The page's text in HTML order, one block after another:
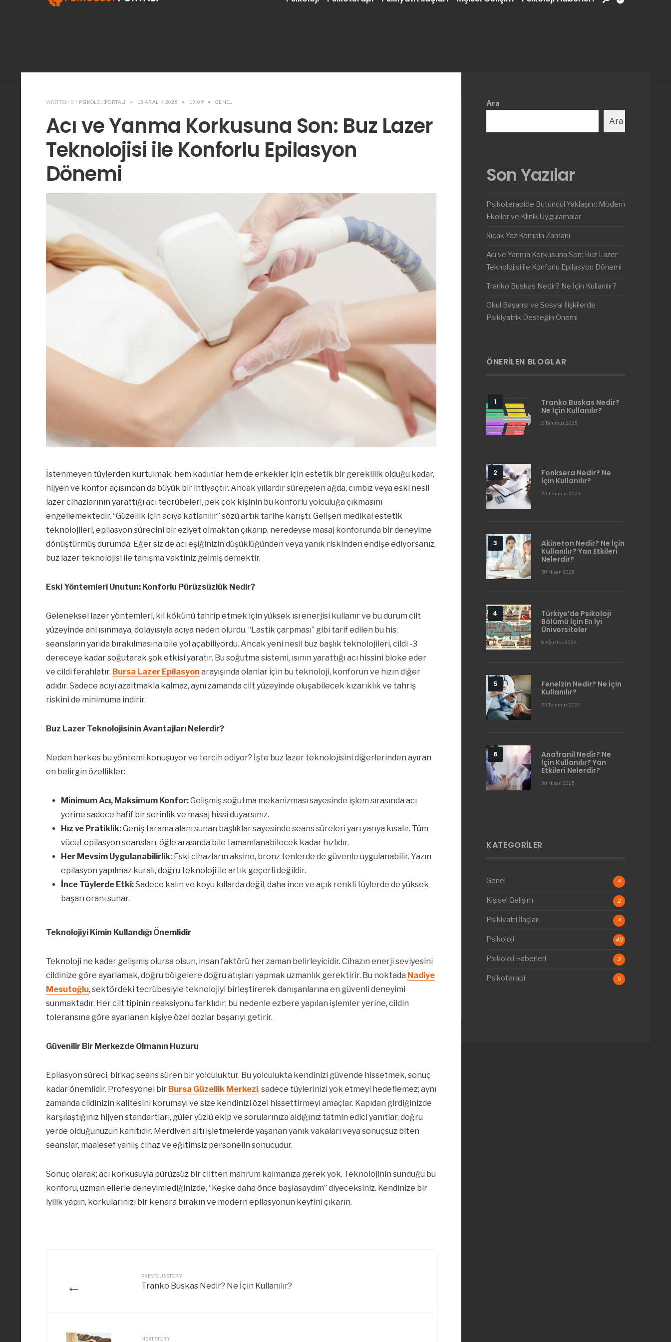
WRITTEN BY PSIKOLOJIPORTALI • 15 ARALIK 2025 • 13:09 • GENEL
Acı ve Yanma Korkusuna Son: Buz Lazer
Teknolojisi ile Konforlu Epilasyon
Dönemi
İstenmeyen tüylerden kurtulmak, hem kadınlar hem de erkekler için estetik bir gereklilik olduğu kadar,
hijyen ve konfor açısından da büyük bir ihtiyaçtır. Ancak yıllardır süregelen ağda, cımbız veya eski nesil
lazer cihazlarının yarattığı acı tecrübeleri, pek çok kişinin bu konforlu yolculuğa çıkmasını
engellemektedir. “Güzellik için acıya katlanılır” sözü artık tarihe karıştı. Gelişen medikal estetik
teknolojileri, epilasyon sürecini bir eziyet olmaktan çıkarıp, neredeyse masaj konforunda bir deneyime
dönüştürmüş durumda. Eğer siz de acı eşiğinizin düşüklüğünden veya yanık riskinden endişe ediyorsanız,
buz lazer teknolojisi ile tanışma vaktiniz gelmiş demektir.
Eski Yöntemleri Unutun: Konforlu Pürüzsüzlük Nedir?
Geleneksel lazer yöntemleri, kıl kökünü tahrip etmek için yüksek ısı enerjisi kullanır ve bu durum cilt
yüzeyinde ani ısınmaya, dolayısıyla acıya neden olurdu. “Lastik çarpması” gibi tarif edilen bu his,
seansların yarıda bırakılmasına bile yol açabiliyordu. Ancak yeni nesil buz başlık teknolojileri, cildi -3
dereceye kadar soğutarak şok etkisi yaratır. Bu soğutma sistemi, ısının yarattığı acı hissini bloke eder
ve cildi ferahlatır. Bursa Lazer Epilasyon arayışında olanlar için bu teknoloji, konforun ve hızın diğer
adıdır. Sadece acıyı azaltmakla kalmaz, aynı zamanda cilt yüzeyinde oluşabilecek kızarıklık ve tahriş
riskini de minimuma indirir.
Buz Lazer Teknolojisinin Avantajları Nelerdir?
Neden herkes bu yöntemi konuşuyor ve tercih ediyor? İşte buz lazer teknolojisini diğerlerinden ayıran
en belirgin özellikler:
Minimum Acı, Maksimum Konfor:Gelişmiş soğutma mekanizması sayesinde işlem sırasında acı
yerine sadece hafif bir serinlik ve masaj hissi duyarsınız.
Hız ve Pratiklik:Geniş tarama alanı sunan başlıklar sayesinde seans süreleri yarı yarıya kısalır. Tüm
vücut epilasyon seansları, öğle arasında bile tamamlanabilecek kadar hızlıdır.
Her Mevsim Uygulanabilirlik: Eski cihazların aksine, bronz tenlerde de güvenle uygulanabilir. Yazın
epilasyon yapılmaz kuralı, doğru teknoloji ile artık geçerli değildir.
İnce Tüylerde Etki:Sadece kalın ve koyu kıllarda değil, daha ince ve açık renkli tüylerde de yüksek
başarı oranı sunar.
Teknolojiyi Kimin Kullandığı Önemlidir
Teknoloji ne kadar gelişmiş olursa olsun, insan faktörü her zaman belirleyicidir. Cihazın enerji seviyesini
cildinize göre ayarlamak, doğru bölgelere doğru atışları yapmak uzmanlık gerektirir. Bu noktada Nadiye
Mesutoğlu, sektördeki tecrübesiyle teknolojiyi birleştirerek danışanlarına en güvenli deneyimi
sunmaktadır. Her cilt tipinin reaksiyonu farklıdır; bu nedenle ezbere yapılan işlemler yerine, cildin
toleransına göre ayarlanan kişiye özel dozlar başarıyı getirir.
Güvenilir Bir Merkezde Olmanın Huzuru
Epilasyon süreci, birkaç seans süren bir yolculuktur. Bu yolculukta kendinizi güvende hissetmek, sonuç
kadar önemlidir. Profesyonel bir Bursa Güzellik Merkezi, sadece tüylerinizi yok etmeyi hedeflemez; aynı
zamanda cildinizin kalitesini korumayı ve size kendinizi özel hissettirmeyi amaçlar. Kapıdan girdiğinizde
karşılaştığınız hijyen standartları, güler yüzlü ekip ve sorularınıza aldığınız tatmin edici yanıtlar, doğru
yerde olduğunuzun kanıtıdır. Merdiven altı işletmelerde yaşanan yanık vakaları veya sonuçsuz biten
seanslar, maalesef yanlış cihaz ve eğitimsiz personelin sonucudur.
Sonuç olarak; acı korkusuyla pürüzsüz bir ciltten mahrum kalmanıza gerek yok. Teknolojinin sunduğu bu
konforu, uzman ellerle deneyimlediğinizde, “Keşke daha önce başlasaydım” diyeceksiniz. Kendinize bir
iyilik yapın, korkularınızı bir kenara bırakın ve modern epilasyonun keyfini çıkarın.
←
PREVIOUS STORY
Tranko Buskas Nedir? Ne İçin Kullanılır?
NEXT STORY
Ara
Ara
Son Yazılar
Psikoterapide Bütüncül Yaklaşım: Modern
Ekoller ve Klinik Uygulamalar
Sıcak Yaz Kombin Zamanı
Acı ve Yanma Korkusuna Son: Buz Lazer
Teknolojisi ile Konforlu Epilasyon Dönemi
Tranko Buskas Nedir? Ne İçin Kullanılır?
Okul Başarısı ve Sosyal İlişkilerde
Psikiyatrik Desteğin Önemi
ÖNERILEN BLOGLAR
Tranko Buskas Nedir?
Ne İçin Kullanılır?
2 Temmuz 2025
Fonksera Nedir? Ne
İçin Kullanılır?
23 Temmuz 2024
Akineton Nedir? Ne İçin
Kullanılır? Yan Etkileri
Nelerdir?
30 Nisan 2025
Türkiye’de Psikoloji
Bölümü İçin En İyi
Üniversiteler
8 Ağustos 2024
Fenelzin Nedir? Ne İçin
Kullanılır?
23 Temmuz 2024
Anafranil Nedir? Ne
İçin Kullanılır? Yan
Etkileri Nelerdir?
30 Nisan 2025
KATEGORILER
Genel 4
Kişisel Gelişim 2
Psikiyatri İlaçları 4
Psikoloji 40
Psikoloji Haberleri 2
Psikoterapi 5